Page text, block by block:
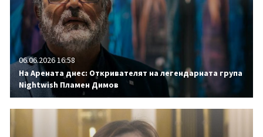
06.06.2026 16:58
На Арената днес: Откривателят на легендарната група
Nightwish Пламен Димов